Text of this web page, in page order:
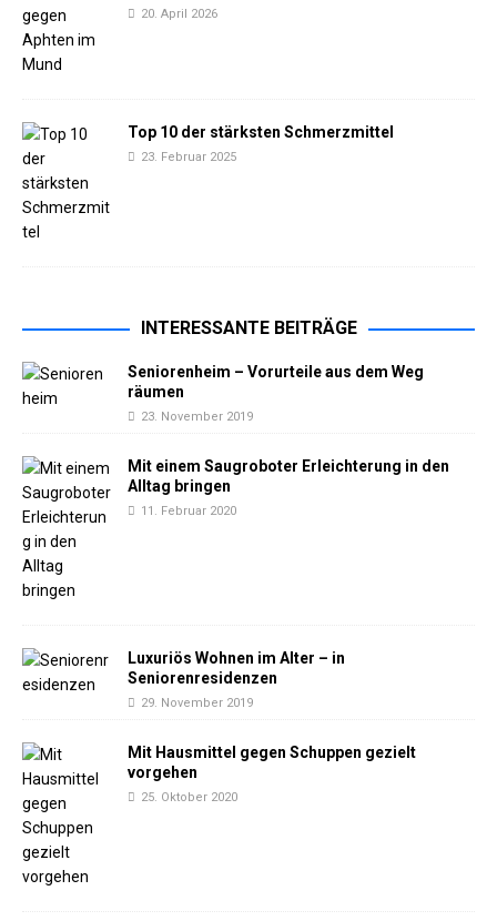
20. April 2026
Top 10 der stärksten Schmerzmittel
23. Februar 2025
INTERESSANTE BEITRÄGE
Seniorenheim – Vorurteile aus dem Weg
räumen
23. November 2019
Mit einem Saugroboter Erleichterung in den
Alltag bringen
11. Februar 2020
Luxuriös Wohnen im Alter – in
Seniorenresidenzen
29. November 2019
Mit Hausmittel gegen Schuppen gezielt
vorgehen
25. Oktober 2020